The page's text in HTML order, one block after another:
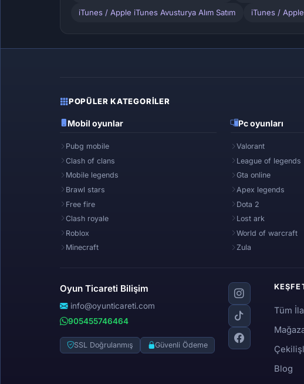
iTunes / Apple iTunes Avusturya Alım Satım iTunes /
POPÜLER KATEGORILER
Mobil oyunlar
Pubg mobile
Clash of clans
Mobile legends
Brawl stars
Free fire
Clash royale
Roblox
Minecraft
Pc oyunları
Valorant
League of legends
Gta online
Apex legends
Dota 2
Lost ark
World of warcraft
Zula
Oyun Ticareti Bilişim
info@oyunticareti.com
905455746464
SSL Doğrulanmış Güvenli Ödeme
Tüm
Blog